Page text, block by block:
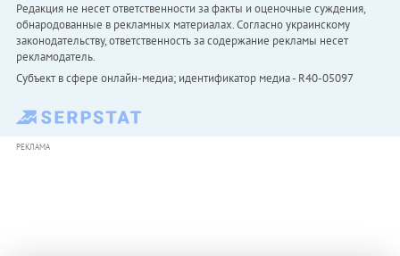
Редакция не несет ответственности за факты и оценочные суждения,
обнародованные в рекламных материалах. Согласно украинскому
законодательству, ответственность за содержание рекламы несет
рекламодатель.
Субъект в сфере онлайн-медиа; идентификатор медиа - R40-05097
РЕКЛАМА